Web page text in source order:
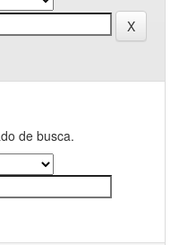
de busca.